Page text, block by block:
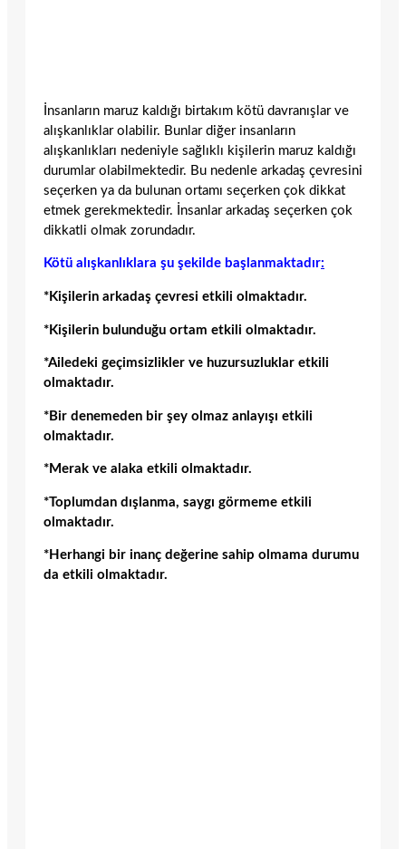
İnsanların maruz kaldığı birtakım kötü davranışlar ve
alışkanlıklar olabilir. Bunlar diğer insanların
alışkanlıkları nedeniyle sağlıklı kişilerin maruz kaldığı
durumlar olabilmektedir. Bu nedenle arkadaş çevresini
seçerken ya da bulunan ortamı seçerken çok dikkat
etmek gerekmektedir. İnsanlar arkadaş seçerken çok
dikkatli olmak zorundadır.
Kötü alışkanlıklara şu şekilde başlanmaktadır:
*Kişilerin arkadaş çevresi etkili olmaktadır.
*Kişilerin bulunduğu ortam etkili olmaktadır.
*Ailedeki geçimsizlikler ve huzursuzluklar etkili
olmaktadır.
*Bir denemeden bir şey olmaz anlayışı etkili
olmaktadır.
*Merak ve alaka etkili olmaktadır.
*Toplumdan dışlanma, saygı görmeme etkili
olmaktadır.
*Herhangi bir inanç değerine sahip olmama durumu
da etkili olmaktadır.